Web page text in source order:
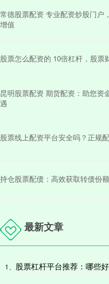
常德股票配资 专业配资炒股门户
增值
股票怎么配资的 10倍杠杆，股票
昆明股票配资 期货配资：助您资
遇
股票线上配资平台安全吗？正规
持仓股票配债：高效获取转债份额
最新文章
1、 股票杠杆平台推荐：哪些